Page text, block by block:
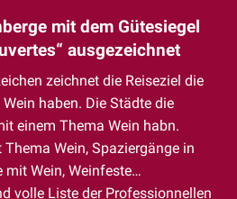
mit dem Gütesiegel
ausgezeichnet
zeichnet die Reiseziel die
haben. Die Städte die
einem Thema Wein habn.
Wein, Spaziergänge in
mit Wein, Weinfeste…
volle Liste der Professionnellen